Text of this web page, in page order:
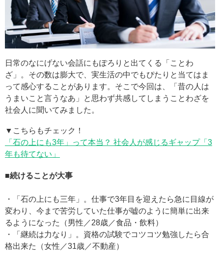
日常のなにげない会話にもぽろりと出てくる「ことわ
ざ」。その数は膨大で、実生活の中でもぴたりと当てはま
って感心することがあります。そこで今回は、「昔の人は
うまいこと言うなあ」と思わず共感してしまうことわざを
社会人に聞いてみました。
▼こちらもチェック！
「石の上にも3年」って本当？ 社会人が感じるギャップ「3
年も待てない」
■続けることが大事
・「石の上にも三年」。仕事で3年目を迎えたら急に目線が
変わり、今まで苦労していた仕事が嘘のように簡単に出来
るようになった（男性／28歳／食品・飲料）
・「継続は力なり」。資格の試験でコツコツ勉強したら合
格出来た（女性／31歳／不動産）